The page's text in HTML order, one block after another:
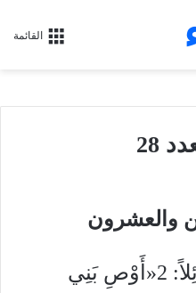
القائمة
28
والعشرون
1وَكَلَّمَ الرَّبُّ مُوسَى قَائِلاً: 2«أَوْصِ بَنِي